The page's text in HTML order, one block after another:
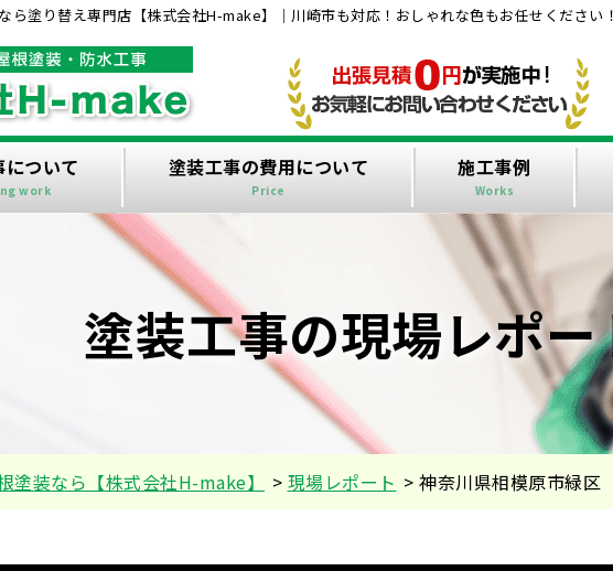
ら塗り替え専門店【株式会社H-make】｜川崎市も対応！おしゃれな色もお任せください
ついて
work
塗装工事の費用について
Price
施工事例
Works
塗装工事の現場レポー
塗装なら【株式会社H-make】 > 現場レポート > 神奈川県相模原市緑